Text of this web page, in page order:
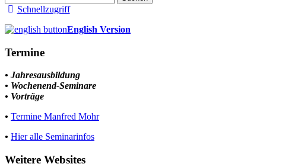
nach:Schnellzugriff
English Version
Termine
• Jahresausbildung
• Wochenend-Seminare
• Vorträge
• Termine Manfred Mohr
• Hier alle Seminarinfos
Weitere Websites